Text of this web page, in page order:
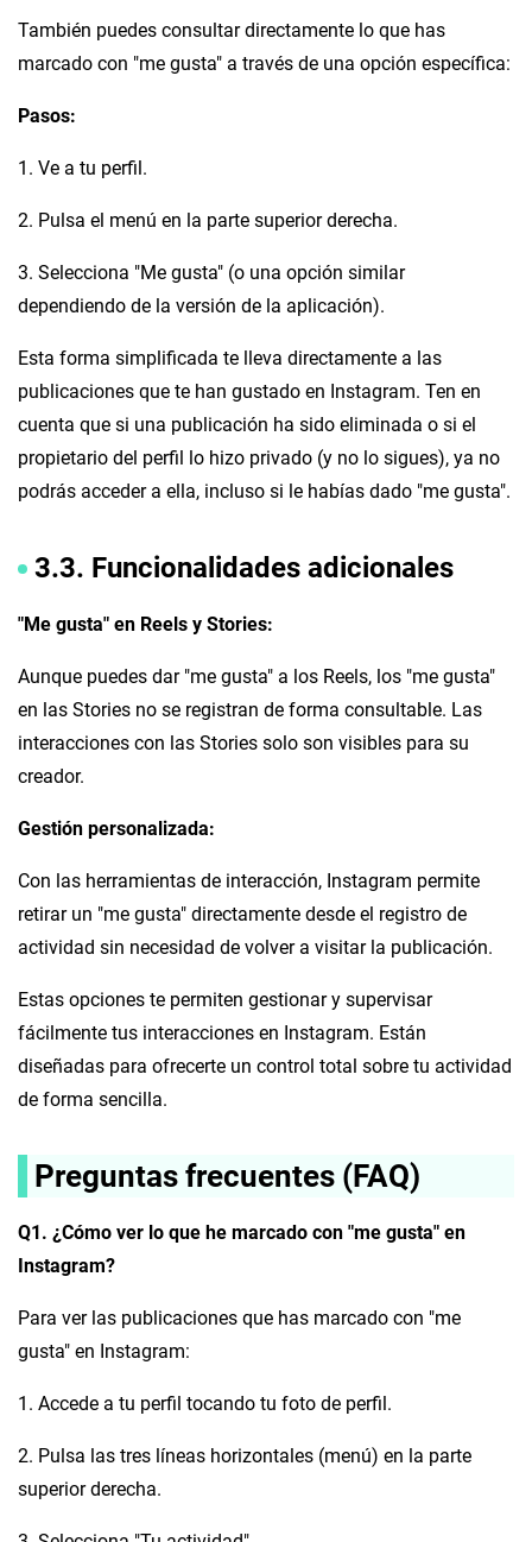
También puedes consultar directamente lo que has
marcado con "me gusta" a través de una opción específica:
Pasos:
1. Ve a tu perfil.
2. Pulsa el menú en la parte superior derecha.
3. Selecciona "Me gusta" (o una opción similar
dependiendo de la versión de la aplicación).
Esta forma simplificada te lleva directamente a las
publicaciones que te han gustado en Instagram. Ten en
cuenta que si una publicación ha sido eliminada o si el
propietario del perfil lo hizo privado (y no lo sigues), ya no
podrás acceder a ella, incluso si le habías dado "me gusta".
3.3. Funcionalidades adicionales
"Me gusta" en Reels y Stories:
Aunque puedes dar "me gusta" a los Reels, los "me gusta"
en las Stories no se registran de forma consultable. Las
interacciones con las Stories solo son visibles para su
creador.
Gestión personalizada:
Con las herramientas de interacción, Instagram permite
retirar un "me gusta" directamente desde el registro de
actividad sin necesidad de volver a visitar la publicación.
Estas opciones te permiten gestionar y supervisar
fácilmente tus interacciones en Instagram. Están
diseñadas para ofrecerte un control total sobre tu actividad
de forma sencilla.
Preguntas frecuentes (FAQ)
Q1. ¿Cómo ver lo que he marcado con "me gusta" en
Instagram?
Para ver las publicaciones que has marcado con "me
gusta" en Instagram:
1. Accede a tu perfil tocando tu foto de perfil.
2. Pulsa las tres líneas horizontales (menú) en la parte
superior derecha.